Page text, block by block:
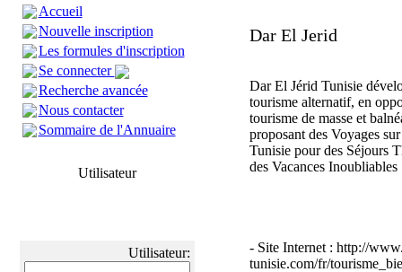
Accueil
Nouvelle inscription
Les formules d'inscription
Se connecter
Recherche avancée
Nous contacter
Sommaire de l'Annuaire
Utilisateur
Utilisateur:
Dar El Jerid
Dar El Jérid Tunisie
tourisme alternatif, en
tourisme de masse et
proposant des Voyages
Tunisie pour des Séjours
des Vacances Inoubliables
- Site Internet : http://
tunisie.com/fr/